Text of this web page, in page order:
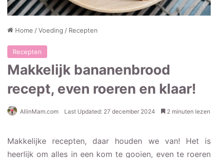
Home /Voeding / Recepten
Recepten
Makkelijk bananenbrood
recept, even roeren en klaar!
AllinMam.com Last Updated: 27 december 2024 2 minuten lezen
Makkelijke recepten, daar houden we van! Het is
heerlijk om alles in een kom te gooien, even te roeren